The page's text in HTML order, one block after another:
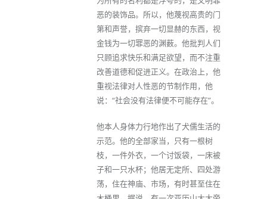
恶的装饰品。所以，他蔑视高贵的门
第和声誉，摈弃一切显赫的东西，视
金钱为一切罪恶的渊薮。他批判人们
只顾追求快乐和满足欲望，而不注重
改善道德和促进正义。在政治上，他
重视法律对人性恶的节制作用，他
说：“社会没有法律便不可能存在”。
他本人身体力行地作出了犬儒生活的
示范。他的全部家当，只有一根树
枝，一件外衣，一个讨饭袋，一床被
子和一只水杯；他居无定所、四处游
荡，住在神庙、市场，有时甚至住在